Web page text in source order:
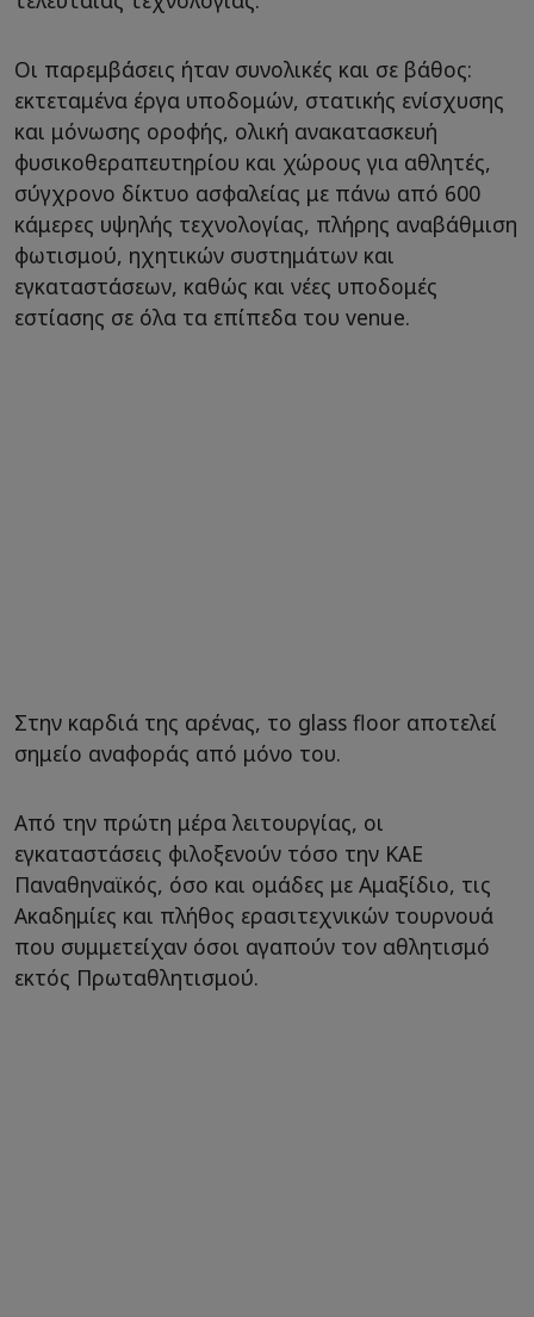
Οι παρεμβάσεις ήταν συνολικές και σε βάθος:
εκτεταμένα έργα υποδομών, στατικής ενίσχυσης
και μόνωσης οροφής, ολική ανακατασκευή
φυσικοθεραπευτηρίου και χώρους για αθλητές,
σύγχρονο δίκτυο ασφαλείας με πάνω από 600
κάμερες υψηλής τεχνολογίας, πλήρης αναβάθμιση
φωτισμού, ηχητικών συστημάτων και
εγκαταστάσεων, καθώς και νέες υποδομές
εστίασης σε όλα τα επίπεδα του venue.
Στην καρδιά της αρένας, το glass floor αποτελεί
σημείο αναφοράς από μόνο του.
Από την πρώτη μέρα λειτουργίας, οι
εγκαταστάσεις φιλοξενούν τόσο την ΚΑΕ
Παναθηναϊκός, όσο και ομάδες με Αμαξίδιο, τις
Ακαδημίες και πλήθος ερασιτεχνικών τουρνουά
που συμμετείχαν όσοι αγαπούν τον αθλητισμό
εκτός Πρωταθλητισμού.